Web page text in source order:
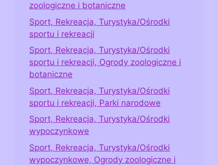
zoologiczne i botaniczne
Sport, Rekreacja, Turystyka/Ośrodki
sportu i rekreacji
Sport, Rekreacja, Turystyka/Ośrodki
sportu i rekreacji, Ogrody zoologiczne i
botaniczne
Sport, Rekreacja, Turystyka/Ośrodki
sportu i rekreacji, Parki narodowe
Sport, Rekreacja, Turystyka/Ośrodki
wypoczynkowe
Sport, Rekreacja, Turystyka/Ośrodki
wypoczynkowe, Ogrody zoologiczne i